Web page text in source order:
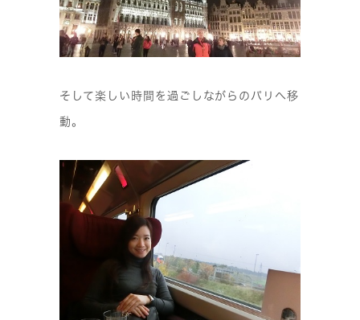
そして楽しい時間を過ごしながらのパリへ移
動。